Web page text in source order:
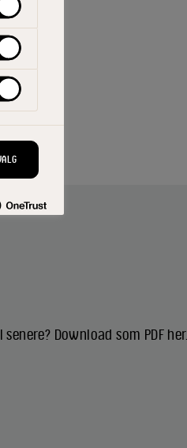
Download som PDF her.